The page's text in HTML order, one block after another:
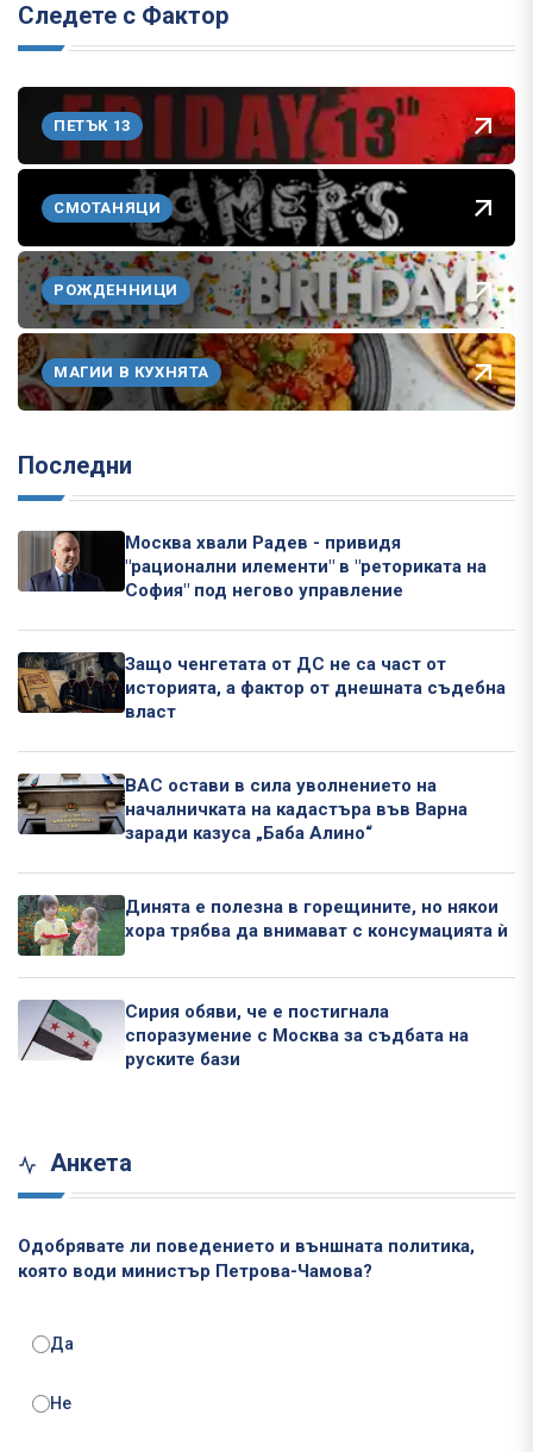
Следете с Фактор
ПЕТЪК 13
СМОТАНЯЦИ
РОЖДЕННИЦИ
МАГИИ В КУХНЯТА
Последни
Москва хвали Радев - привидя
"рационални илементи" в "реториката на
София" под негово управление
Защо ченгетата от ДС не са част от
историята, а фактор от днешната съдебна
власт
ВАС остави в сила уволнението на
началничката на кадастъра във Варна
заради казуса „Баба Алино“
Динята е полезна в горещините, но някои
хора трябва да внимават с консумацията ѝ
Сирия обяви, че е постигнала
споразумение с Москва за съдбата на
руските бази
Анкета
Одобрявате ли поведението и външната политика,
която води министър Петрова-Чамова?
Да
Не